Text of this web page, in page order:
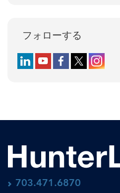
フォローする
Follow us on LinkedIn
Follow us on YouTube
Follow us on
Follow us on
Follow
703.471.6870